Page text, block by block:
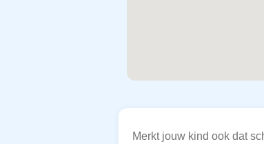
Merkt jouw kind ook dat